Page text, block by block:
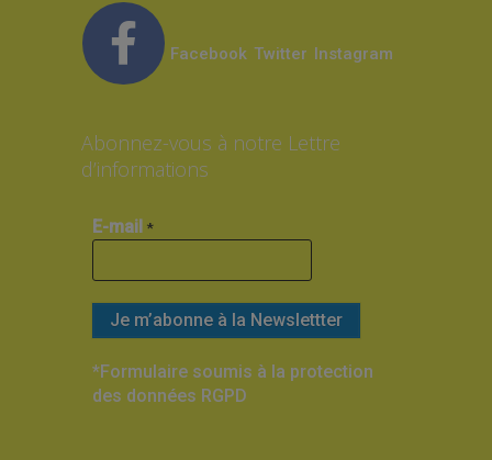
Facebook Twitter Instagram
Abonnez-vous à notre Lettre
d’informations
E-mail *
*Formulaire soumis à la protection
des données RGPD